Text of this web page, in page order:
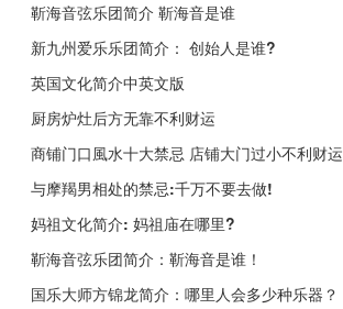
靳海音弦乐团简介 靳海音是谁
新九州爱乐乐团简介： 创始人是谁?
英国文化简介中英文版
厨房炉灶后方无靠不利财运
商铺门口風水十大禁忌 店铺大门过小不利财运
与摩羯男相处的禁忌:千万不要去做!
妈祖文化简介: 妈祖庙在哪里?
靳海音弦乐团简介：靳海音是谁！
国乐大师方锦龙简介：哪里人会多少种乐器？